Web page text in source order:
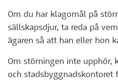
Om du har klagomål på
sällskapsdjur, ta reda på
ägaren så att han eller hon
Om störningen inte
och stadsbyggnadskontoret